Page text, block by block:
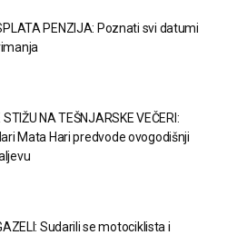
PENZIJA: Poznati svi datumi
NA TEŠNJARSKE VEČERI:
Mata Hari predvode ovogodišnji
Sudarili se motociklista i